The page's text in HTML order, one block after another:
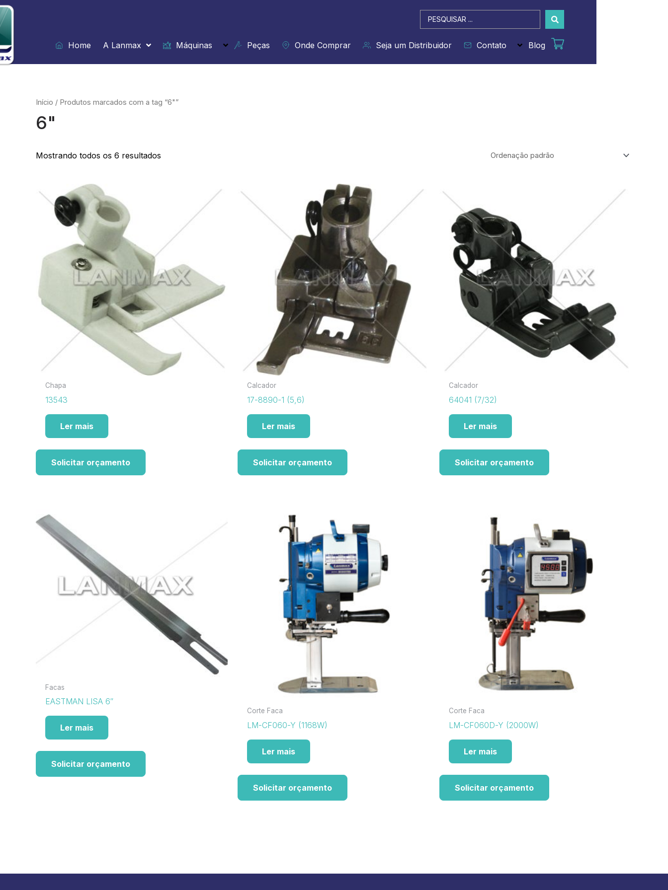
Ir
para
o
conteúdo
Pesquisar
...
Home
A Lanmax Máquinas Peças Onde Comprar Seja um Distribuidor Contato Blog
Início / Produtos marcados com a tag “6"”
6"
Mostrando todos os 6 resultados
Chapa
13543
Ler mais
Solicitar orçamento
Calcador
17-8890-1 (5,6)
Ler mais
Solicitar orçamento
Calcador
64041 (7/32)
Ler mais
Solicitar orçamento
Facas
EASTMAN LISA 6″
Ler mais
Solicitar orçamento
Corte Faca
LM-CF060-Y (1168W)
Ler mais
Solicitar orçamento
Corte Faca
LM-CF060D-Y (2000W)
Ler mais
Solicitar orçamento